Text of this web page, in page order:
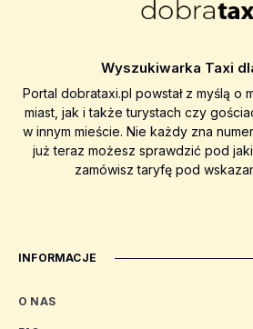
Wyszukiwarka Taxi
Portal dobrataxi.pl powstał z myślą o
miast, jak i także turystach czy
w innym mieście. Nie każdy zna
już teraz możesz sprawdzić pod
zamówisz taryfę pod
INFORMACJE
O NAS